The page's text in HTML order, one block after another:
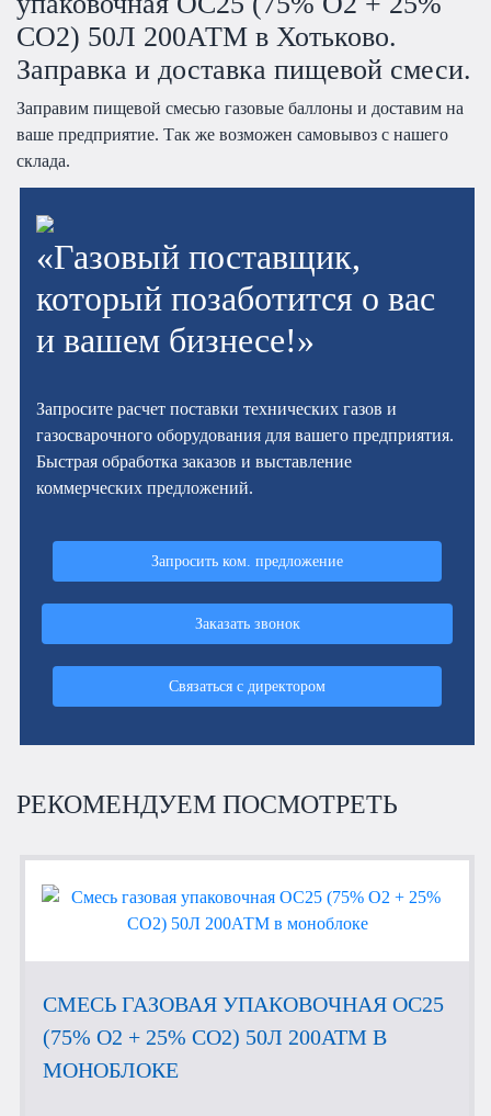
CO2) 50Л 200АТМ в Хотьково.
Заправка и доставка пищевой смеси.
Заправим пищевой смесью газовые баллоны и доставим на
ваше предприятие. Так же возможен самовывоз с нашего
склада.
«Газовый поставщик,
который позаботится о вас
и вашем бизнесе!»
Запросите расчет поставки технических газов и
газосварочного оборудования для вашего предприятия.
Быстрая обработка заказов и выставление
коммерческих предложений.
Запросить ком. предложение
Заказать звонок
Связаться с директором
РЕКОМЕНДУЕМ ПОСМОТРЕТЬ
СМЕСЬ ГАЗОВАЯ УПАКОВОЧНАЯ OC25
(75% O2 + 25% CO2) 50Л 200АТМ В
МОНОБЛОКЕ